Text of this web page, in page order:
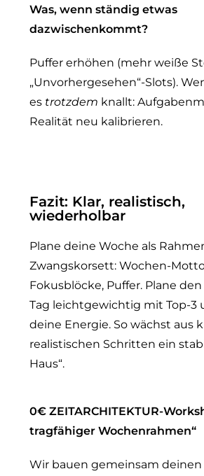
Was, wenn ständig etwas
dazwischenkommt?
Puffer erhöhen (mehr weiße
„Unvorhergesehen“-Slots).
es trotzdem knallt:
Realität neu kalibrieren.
Fazit: Klar, realistisch,
wiederholbar
Plane deine Woche als
Zwangskorsett: Wochen-
Fokusblöcke, Puffer. Plane den
Tag leichtgewichtig mit Top-3
deine Energie. So wächst aus
realistischen Schritten ein
Haus“.
0€ ZEITARCHITEKTUR-
tragfähiger Wochenrahmen“
Wir bauen gemeinsam deinen